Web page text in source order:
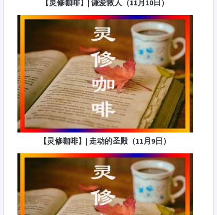
【灵修咖啡】| 谦爱救人（11月10日）
【灵修咖啡】| 走动的圣殿（11月9日）